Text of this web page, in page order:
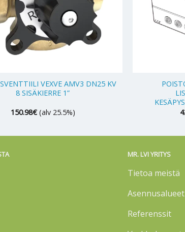
VEXVE AMV3 DN25 KV
8 SISÄKIERRE 1”
150.98€ (alv 25.5%)
MR. LVI YRITYS
Tietoa meistä
Asennusalueet
Referenssit